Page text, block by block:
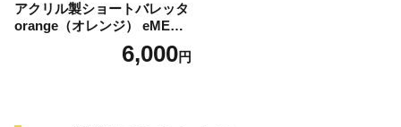
アクリル製ショートバレッタ
orange（オレンジ） eME b
arretta 2 short 髪留め ヘアク
リップ ヘアアクセサリー こ
6,000円